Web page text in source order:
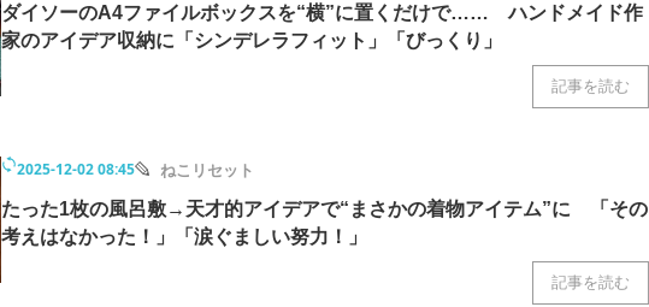
ダイソーのA4ファイルボックスを“横”に置くだけで…… ハンドメイド作
家のアイデア収納に「シンデレラフィット」「びっくり」
記事を読む
2025-12-02 08:45 ねこリセット
たった1枚の風呂敷→天才的アイデアで“まさかの着物アイテム”に 「その
考えはなかった！」「涙ぐましい努力！」
記事を読む